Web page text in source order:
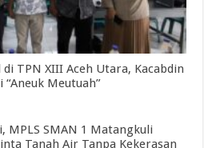
TPN XIII Aceh Utara, Kacabdin
“Aneuk Meutuah”
SMAN 1 Matangkuli
Tanah Air Tanpa Kekerasan